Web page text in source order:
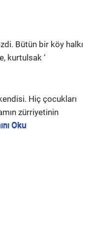
Bütün bir köy halkı
kurtulsak ‘
Hiç çocukları
zürriyetinin
Oku